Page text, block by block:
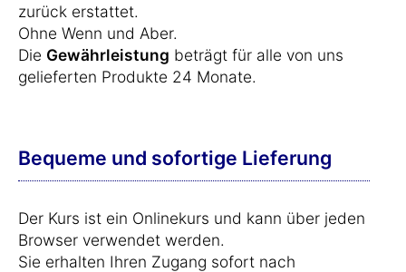
zurück erstattet.
Ohne Wenn und Aber.
Die Gewährleistung beträgt für alle von uns
gelieferten Produkte 24 Monate.
Bequeme und sofortige Lieferung
Der Kurs ist ein Onlinekurs und kann über jeden
Browser verwendet werden.
Sie erhalten Ihren Zugang sofort nach